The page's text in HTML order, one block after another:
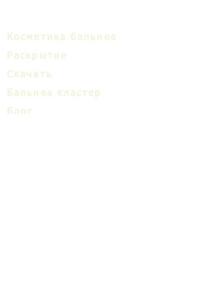
Косметика бальнеа
Раскрытие
Cкачать
Бальнеa кластер
Блог